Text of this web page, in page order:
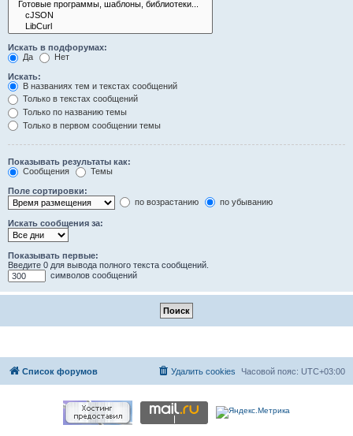
Искать в подфорумах:
Да
Нет
Искать:
В названиях тем и текстах сообщений
Только в текстах сообщений
Только по названию темы
Только в первом сообщении темы
Показывать результаты как:
Сообщения
Темы
Поле сортировки:
по возрастанию
по убыванию
Искать сообщения за:
Показывать первые:
Введите 0 для вывода полного текста сообщений.
символов сообщений
Список форумов Часовой пояс: UTC+03:00
Удалить cookies